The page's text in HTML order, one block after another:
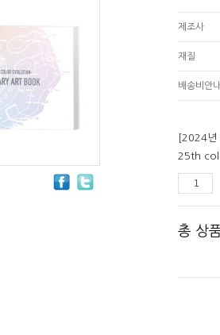
제조사
재질
배송비안내
[2024년
25th
총 상